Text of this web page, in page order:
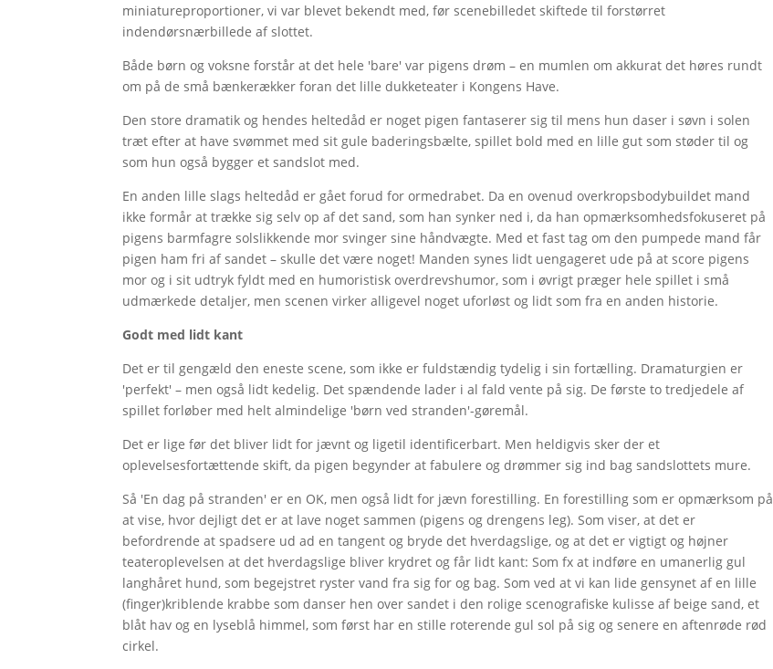
miniatureproportioner, vi var blevet bekendt med, før scenebilledet skiftede til forstørret
indendørsnærbillede af slottet.
Både børn og voksne forstår at det hele 'bare' var pigens drøm – en mumlen om akkurat det høres rundt
om på de små bænkerækker foran det lille dukketeater i Kongens Have.
Den store dramatik og hendes heltedåd er noget pigen fantaserer sig til mens hun daser i søvn i solen
træt efter at have svømmet med sit gule baderingsbælte, spillet bold med en lille gut som støder til og
som hun også bygger et sandslot med.
En anden lille slags heltedåd er gået forud for ormedrabet. Da en ovenud overkropsbodybuildet mand
ikke formår at trække sig selv op af det sand, som han synker ned i, da han opmærksomhedsfokuseret på
pigens barmfagre solslikkende mor svinger sine håndvægte. Med et fast tag om den pumpede mand får
pigen ham fri af sandet – skulle det være noget! Manden synes lidt uengageret ude på at score pigens
mor og i sit udtryk fyldt med en humoristisk overdrevshumor, som i øvrigt præger hele spillet i små
udmærkede detaljer, men scenen virker alligevel noget uforløst og lidt som fra en anden historie.
Godt med lidt kant
Det er til gengæld den eneste scene, som ikke er fuldstændig tydelig i sin fortælling. Dramaturgien er
'perfekt' – men også lidt kedelig. Det spændende lader i al fald vente på sig. De første to tredjedele af
spillet forløber med helt almindelige 'børn ved stranden'-gøremål.
Det er lige før det bliver lidt for jævnt og ligetil identificerbart. Men heldigvis sker der et
oplevelsesfortættende skift, da pigen begynder at fabulere og drømmer sig ind bag sandslottets mure.
Så 'En dag på stranden' er en OK, men også lidt for jævn forestilling. En forestilling som er opmærksom på
at vise, hvor dejligt det er at lave noget sammen (pigens og drengens leg). Som viser, at det er
befordrende at spadsere ud ad en tangent og bryde det hverdagslige, og at det er vigtigt og højner
teateroplevelsen at det hverdagslige bliver krydret og får lidt kant: Som fx at indføre en umanerlig gul
langhåret hund, som begejstret ryster vand fra sig for og bag. Som ved at vi kan lide gensynet af en lille
(finger)kriblende krabbe som danser hen over sandet i den rolige scenografiske kulisse af beige sand, et
blåt hav og en lyseblå himmel, som først har en stille roterende gul sol på sig og senere en aftenrøde rød
cirkel.